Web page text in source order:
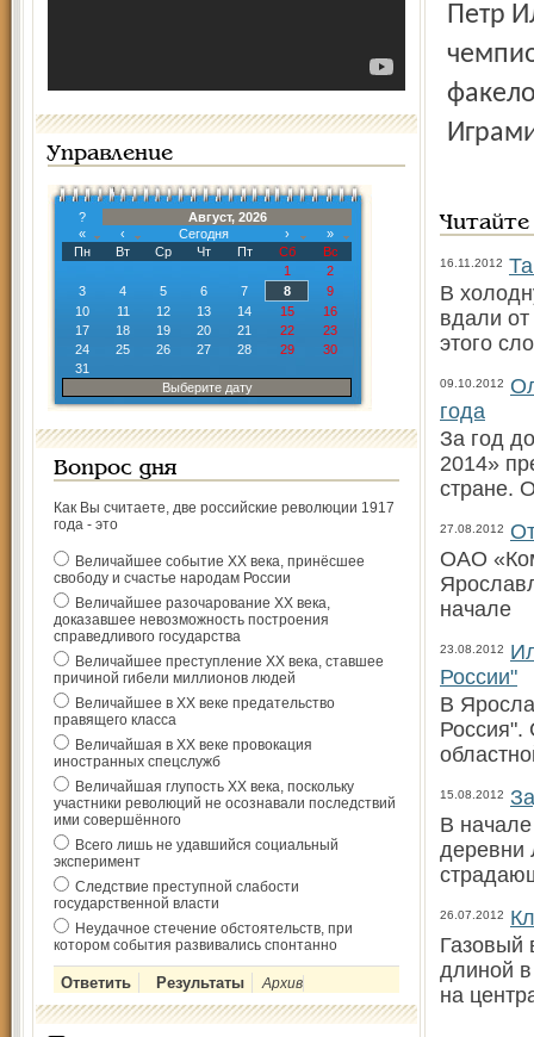
Управление
?
Август, 2026
«
‹ Сегодня ›
»
Пн
Вт Ср Чт Пт Сб
Вс
1
2
3
4 5 6 7 8
9
10
11 12 13 14 15
16
17
18 19 20 21 22
23
24
25 26 27 28 29
30
31
Выберите дату
Вопрос дня
Как Вы считаете, две российские революции 1917
года - это
Величайшее событие ХХ века, принёсшее
свободу и счастье народам России
Величайшее разочарование ХХ века,
доказавшее невозможность построения
справедливого государства
Величайшее преступление ХХ века, ставшее
причиной гибели миллионов людей
Величайшее в ХХ веке предательство
правящего класса
Величайшая в ХХ веке провокация
иностранных спецслужб
Величайшая глупость ХХ века, поскольку
участники революций не осознавали последствий
ими совершённого
Всего лишь не удавшийся социальный
эксперимент
Следствие преступной слабости
государственной власти
Неудачное стечение обстоятельств, при
котором события развивались спонтанно
Архив
Петр
16.11.2012
В
вдали
этого
09.10.2012
года
За год
2014»
стране.
27.08.2012
ОАО
начале
23.08.2012
России"
В
Россия".
15.08.2012
В
деревни
26.07.2012
Газовый
длиной
на